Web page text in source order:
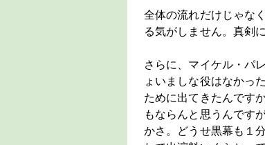
全体の流れだけじゃな
る気がしません。真剣
さらに、マイケル・パ
ょいましな役はなかっ
ために出てきたんです
もならんと思うんです
かさ。どうせ黒幕も１